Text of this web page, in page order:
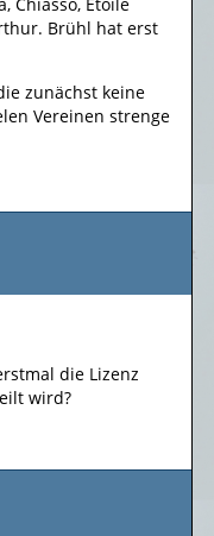
Brühl hat erst
zunächst keine
Vereinen strenge
die Lizenz
wird?